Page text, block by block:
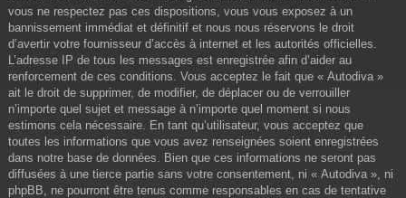
vous ne respectez pas ces dispositions, vous vous exposez à un
bannissement immédiat et définitif et nous nous réservons le droit
d’avertir votre fournisseur d’accès à internet et les autorités officielles.
L’adresse IP de tous les messages est enregistrée afin d’aider au
renforcement de ces conditions. Vous acceptez le fait que « Autodiva »
ait le droit de supprimer, de modifier, de déplacer ou de verrouiller
n’importe quel sujet et message à n’importe quel moment si nous
estimons cela nécessaire. En tant qu’utilisateur, vous acceptez que
toutes les informations que vous avez renseignées soient enregistrées
dans notre base de données. Bien que ces informations ne seront pas
diffusées à une tierce partie sans votre consentement, ni « Autodiva », ni
phpBB, ne pourront être tenus comme responsables en cas de tentative